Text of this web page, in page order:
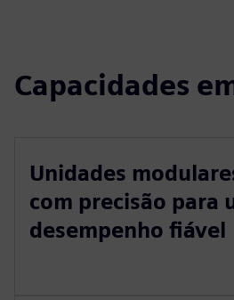
Capacidades
Unidades
com precisão para
desempenho fiável